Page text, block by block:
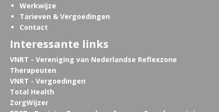
Werkwijze
Tarieven & Vergoedingen
Contact
Interessante links
VNRT - Vereniging van Nederlandse Reflexzone
Therapeuten
VNRT - Vergoedingen
Total Health
ZorgWijzer